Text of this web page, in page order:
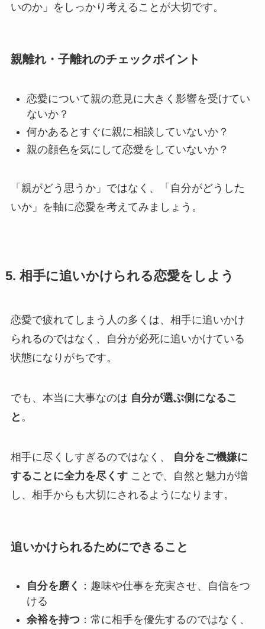
いのか」をしっかり考えることが大切です。
親離れ・子離れのチェックポイント
恋愛について親の意見に大きく影響を受けてい
ないか？
何かあるとすぐに親に相談していないか？
親の顔色を気にして恋愛をしていないか？
「親がどう思うか」ではなく、「自分がどうした
いか」を軸に恋愛を考えてみましょう。
5. 相手に追いかけられる恋愛をしよう
恋愛で疲れてしまう人の多くは、相手に追いかけ
られるのではなく、自分が必死に追いかけている
状態になりがちです。
でも、本当に大事なのは 自分が選ぶ側になるこ
と 。
相手に尽くしすぎるのではなく、
自分をご機嫌に
することに全力を尽くすことで、自然と魅力が増
し、相手からも大切にされるようになります。
追いかけられるためにできること
自分を磨く
：趣味や仕事を充実させ、自信をつ
ける
余裕を持つ：常に相手を優先するのではなく、